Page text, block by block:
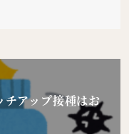
チアップ接種はお